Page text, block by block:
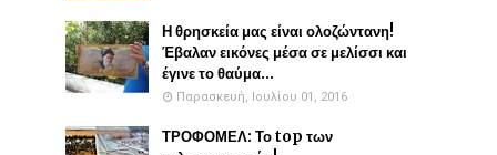
Η θρησκεία μας είναι ολοζώντανη!
Έβαλαν εικόνες μέσα σε μελίσσι και
έγινε το θαύμα...
Παρασκευή, Ιουλίου 01, 2016
ΤΡΟΦΟΜΕΛ: Το top των